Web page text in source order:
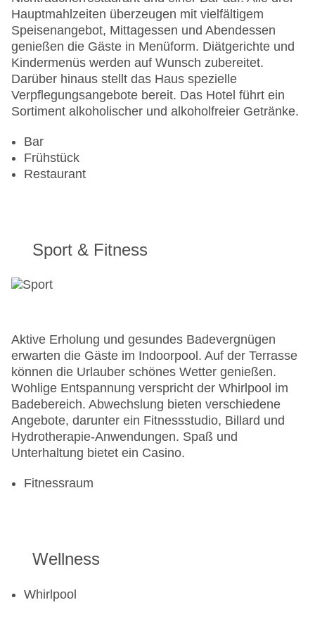
Landeskategorie: 4 Sterne
Hauptmahlzeiten überzeugen mit vielfältigem
Speisenangebot, Mittagessen und Abendessen
genießen die Gäste in Menüform. Diätgerichte und
Kindermenüs werden auf Wunsch zubereitet.
Darüber hinaus stellt das Haus spezielle
Verpflegungsangebote bereit. Das Hotel führt ein
Sortiment alkoholischer und alkoholfreier Getränke.
Bar
Frühstück
Restaurant
Sport & Fitness
Aktive Erholung und gesundes Badevergnügen
erwarten die Gäste im Indoorpool. Auf der Terrasse
können die Urlauber schönes Wetter genießen.
Wohlige Entspannung verspricht der Whirlpool im
Badebereich. Abwechslung bieten verschiedene
Angebote, darunter ein Fitnessstudio, Billard und
Hydrotherapie-Anwendungen. Spaß und
Unterhaltung bietet ein Casino.
Fitnessraum
Wellness
Whirlpool